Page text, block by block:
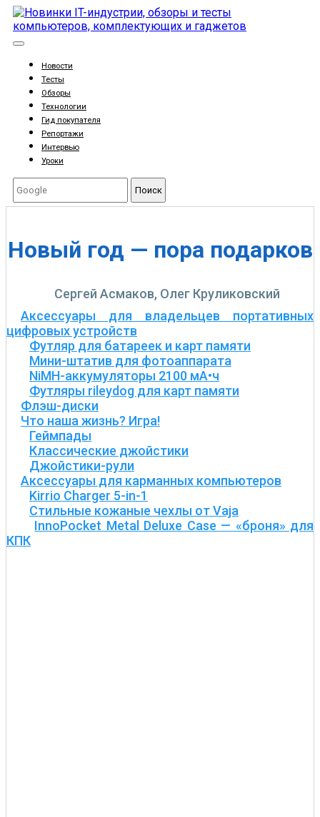
Новости
Тесты
Обзоры
Технологии
Гид покупателя
Репортажи
Интервью
Уроки
Поиск
Новый год — пора подарков
Сергей Асмаков, Олег Круликовский
Аксессуары для владельцев портативных
цифровых устройств
Футляр для батареек и карт памяти
Мини-штатив для фотоаппарата
NiMH-аккумуляторы 2100 мА•ч
Футляры rileydog для карт памяти
Флэш-диски
Что наша жизнь? Игра!
Геймпады
Классические джойстики
Джойстики-рули
Аксессуары для карманных компьютеров
Kirrio Charger 5-in-1
Стильные кожаные чехлы от Vaja
InnoPocket Metal Deluxe Case — «броня» для
КПК